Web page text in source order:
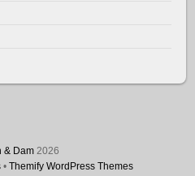
& Dam2026
• Themify WordPress Themes